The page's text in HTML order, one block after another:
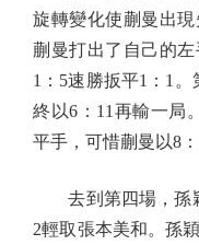
旋轉變化使蒯曼出
蒯曼打出了自己的
1：5速勝扳平1：1
終以6：11再輸一局
平手，可惜蒯曼以8
去到第四場，孫穎
2輕取張本美和。孫